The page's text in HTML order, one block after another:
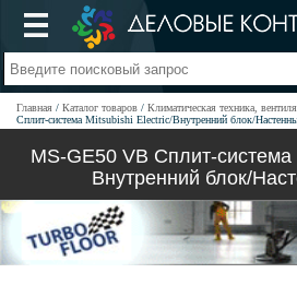
Главная Каталог товаров Климатическая техника,
Сплит-система Mitsubishi Electric/Внутренний блок/
MS-GЕ50 VB Сплит-
Внутренний блок/